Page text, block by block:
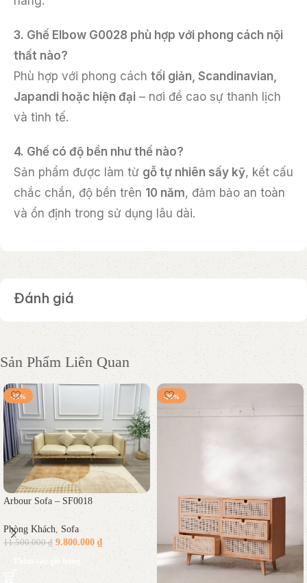
3. Ghế Elbow G0028 phù hợp với phong cách nội
thất nào?
Phù hợp với phong cách tối giản, Scandinavian,
Japandi hoặc hiện đại – nơi đề cao sự thanh lịch
và tinh tế.
4. Ghế có độ bền như thế nào?
Sản phẩm được làm từ gỗ tự nhiên sấy kỹ, kết cấu
chắc chắn, độ bền trên 10 năm, đảm bảo an toàn
và ổn định trong sử dụng lâu dài.
Đánh giá
Sản Phẩm Liên Quan
-15%
Arbour Sofa – SF0018
Phòng Khách , Sofa
11.500.000₫ 9.800.000 ₫
Thêm vào giỏ hàng
-20%